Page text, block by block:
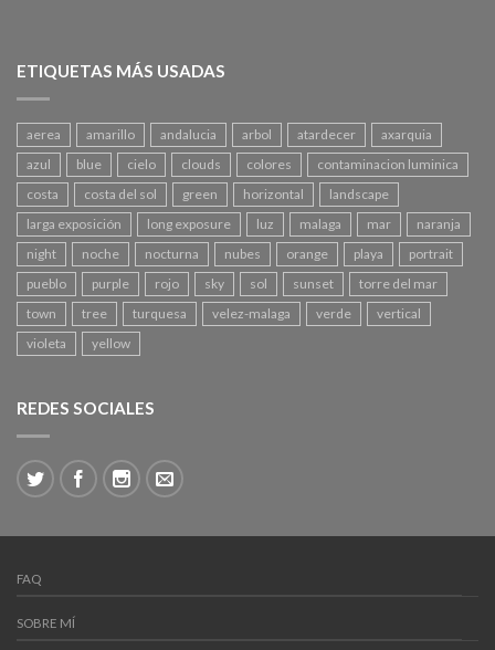
ETIQUETAS MÁS USADAS
aerea amarillo andalucia arbol atardecer
axarquia
azul
blue cielo clouds colores
contaminacion luminica
costa
costa del sol green horizontal
landscape
larga exposición
long exposure luz malaga mar
naranja
night
noche nocturna nubes orange playa
portrait
pueblo
purple rojo sky sol sunset
torre del mar
town
tree turquesa velez-malaga verde
vertical
violeta
yellow
REDES SOCIALES
FAQ
SOBRE MÍ